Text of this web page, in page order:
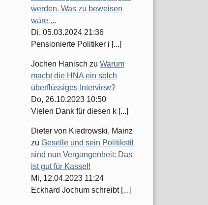
werden. Was zu beweisen
wäre ...
Di, 05.03.2024 21:36
Pensionierte Politiker i [...]
Jochen Hanisch zu Warum
macht die HNA ein solch
überflüssiges Interview?
Do, 26.10.2023 10:50
Vielen Dank für diesen k [...]
Dieter von Kiedrowski, Mainz
zu Geselle und sein Politikstil
sind nun Vergangenheit: Das
ist gut für Kassel!
Mi, 12.04.2023 11:24
Eckhard Jochum schreibt [...]